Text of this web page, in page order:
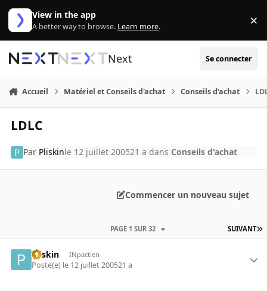
Aller au contenu
View in the app
A better way to browse. Learn more. ×
Next Se connecter
Accueil Matériel et Conseils d'achat Conseils d'achat
LDLC
Par Pliskinle 12 juillet 200521 a dans Conseils d'achat
Commencer un nouveau sujet
SUIVANT
PAGE 1 SUR 32
Pliskin INpactien
Posté(e) le 12 juillet 200521 a